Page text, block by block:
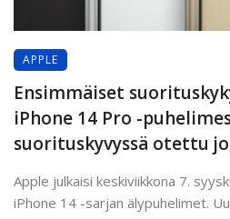
APPLE
Ensimmäiset
iPhone 14 Pro -
suorituskyvyssä otettu
Apple julkaisi keskiviikkona 7.
iPhone 14 -sarjan älypuhelimet.